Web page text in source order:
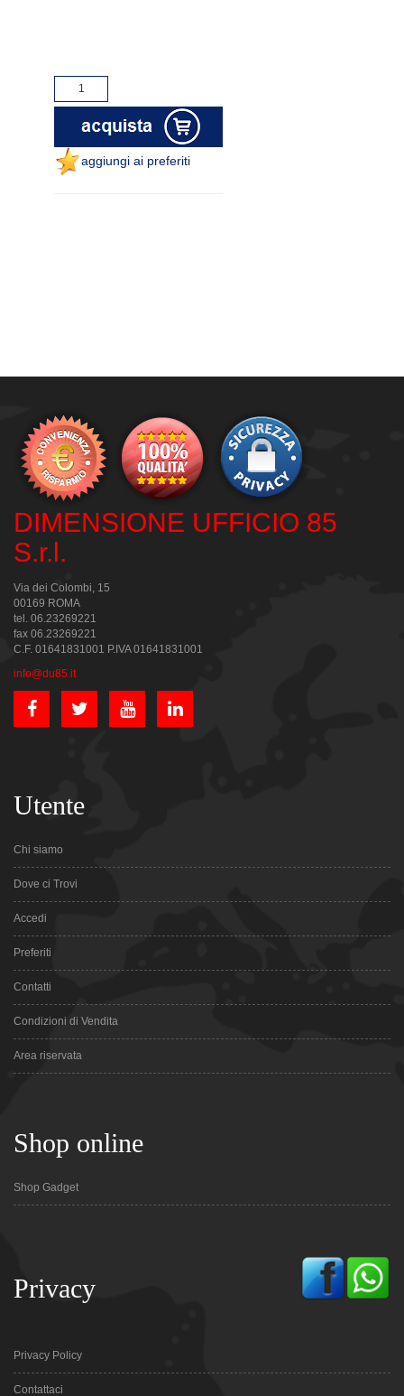
aggiungi ai preferiti
DIMENSIONE UFFICIO 85
S.r.l.
Via dei Colombi, 15
00169 ROMA
tel. 06.23269221
fax 06.23269221
C.F. 01641831001 P.IVA 01641831001
info@du85.it
Utente
Chi siamo
Dove ci Trovi
Accedi
Preferiti
Contatti
Condizioni di Vendita
Area riservata
Shop online
Shop Gadget
Privacy
Privacy Policy
Contattaci